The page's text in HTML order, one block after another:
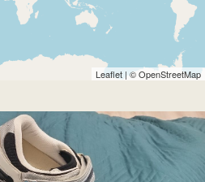
Leaflet | ©OpenStreetMap